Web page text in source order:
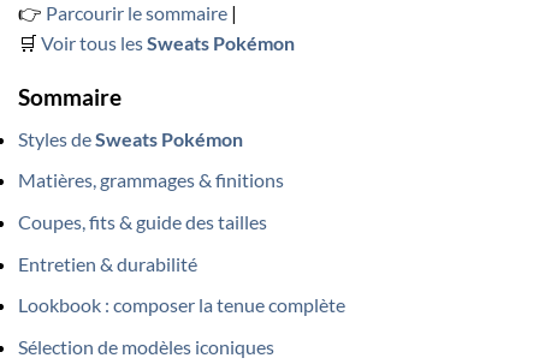
👉 Parcourir le sommaire |
🛒 Voir tous lesSweats Pokémon
Sommaire
Styles deSweats Pokémon
Matières, grammages & finitions
Coupes, fits & guide des tailles
Entretien & durabilité
Lookbook : composer la tenue complète
Sélection de modèles iconiques